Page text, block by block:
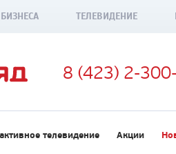
ТЕЛЕВИДЕНИЕ
8 (423) 2-
телевидение Акции